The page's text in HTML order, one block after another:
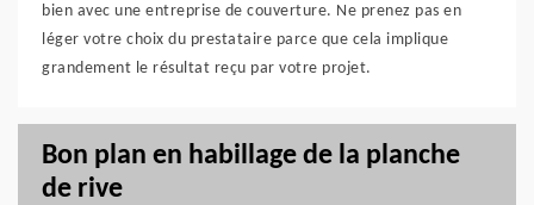
bien avec une entreprise de couverture. Ne prenez pas en
léger votre choix du prestataire parce que cela implique
grandement le résultat reçu par votre projet.
Bon plan en habillage de la planche
de rive